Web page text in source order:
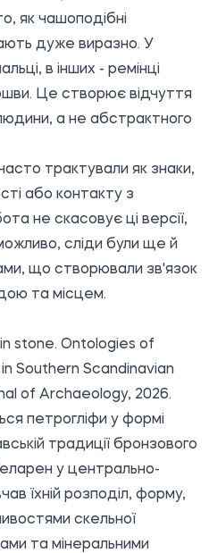
як чашоподібні
дуже виразно. У
в інших - ремінці
Це створює відчуття
а не абстрактного
трактували як знаки,
або контакту з
не скасовує ці версії,
сліди були ще й
що створювали зв'язок
та місцем.
stone. Ontologies of
Southern Scandinavian
of Archaeology, 2026.
петрогліфи у формі
традиції бронзового
у центрально-
їхній розподіл, форму,
скельної
та мінеральними